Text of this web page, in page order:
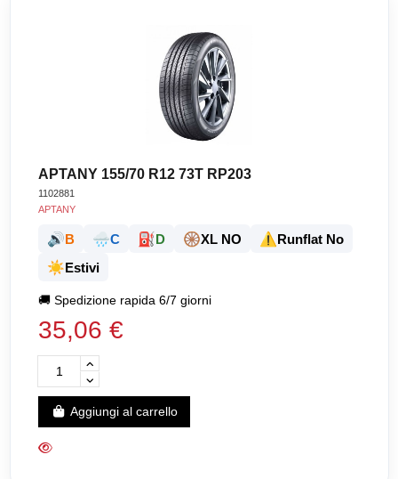
APTANY 155/70 R12 73T RP203
1102881
APTANY
🔊B 🌧️C ⛽D 🛞XL NO ⚠️Runflat No
☀️Estivi
🚚Spedizione rapida 6/7 giorni
35,06 €
Aggiungi al carrello